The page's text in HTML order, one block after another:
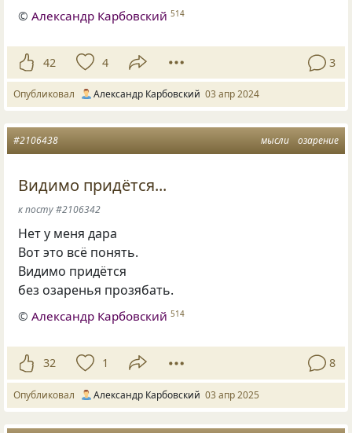
©Александр Карбовский 514
42 4 3
Опубликовал Александр Карбовский 03 апр 2024
мысли озарение
#2106438
Видимо придётся...
к посту #2106342
Нет у меня дара
Вот это всё понять.
Видимо придётся
без озаренья прозябать.
©Александр Карбовский 514
32 1 8
Опубликовал Александр Карбовский 03 апр 2025